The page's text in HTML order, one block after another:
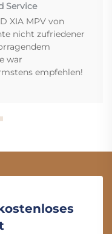
Service
XIA MPV von
nicht zufriedener
war
empfehlen!